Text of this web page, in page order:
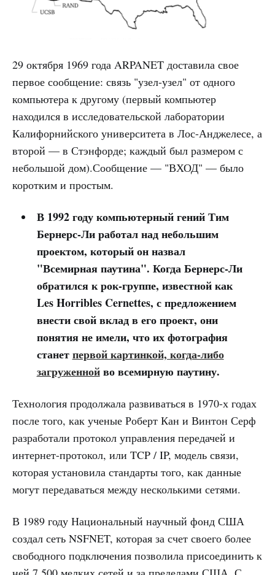
29 октября 1969 года ARPANET доставила свое
первое сообщение: связь "узел-узел" от одного
компьютера к другому (первый компьютер
находился в исследовательской лаборатории
Калифорнийского университета в Лос-Анджелесе, а
второй — в Стэнфорде; каждый был размером с
небольшой дом).Сообщение — "ВХОД" — было
коротким и простым.
В 1992 году компьютерный гений Тим
Бернерс-Ли работал над небольшим
проектом, который он назвал
"Всемирная паутина". Когда Бернерс-Ли
обратился к рок-группе, известной как
Les Horribles Cernettes, с предложением
внести свой вклад в его проект, они
понятия не имели, что их фотография
станетпервой картинкой, когда-либо
загруженнойво всемирную паутину.
Технология продолжала развиваться в 1970-х годах
после того, как ученые Роберт Кан и Винтон Серф
разработали протокол управления передачей и
интернет-протокол, или TCP / IP, модель связи,
которая установила стандарты того, как данные
могут передаваться между несколькими сетями.
В 1989 году Национальный научный фонд США
создал сеть NSFNET, которая за счет своего более
свободного подключения позволила присоединить к